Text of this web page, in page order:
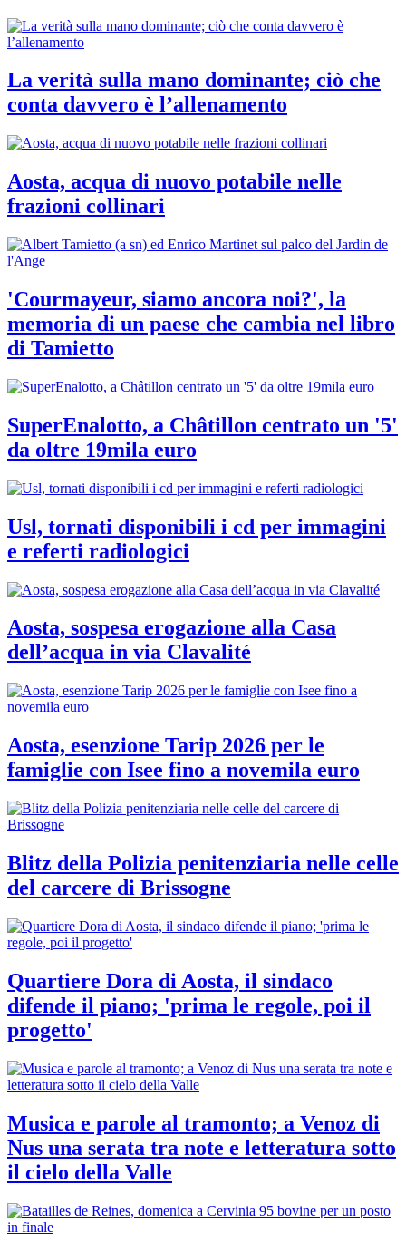
La verità sulla mano dominante; ciò che
conta davvero è l’allenamento
Aosta, acqua di nuovo potabile nelle
frazioni collinari
'Courmayeur, siamo ancora noi?', la
memoria di un paese che cambia nel libro
di Tamietto
SuperEnalotto, a Châtillon centrato un '5'
da oltre 19mila euro
Usl, tornati disponibili i cd per immagini
e referti radiologici
Aosta, sospesa erogazione alla Casa
dell’acqua in via Clavalité
Aosta, esenzione Tarip 2026 per le
famiglie con Isee fino a novemila euro
Blitz della Polizia penitenziaria nelle celle
del carcere di Brissogne
Quartiere Dora di Aosta, il sindaco
difende il piano; 'prima le regole, poi il
progetto'
Musica e parole al tramonto; a Venoz di
Nus una serata tra note e letteratura sotto
il cielo della Valle